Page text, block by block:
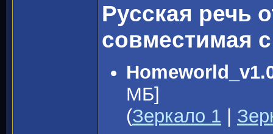
Русская речь
совместимая
МБ]
(Зеркало 1 |